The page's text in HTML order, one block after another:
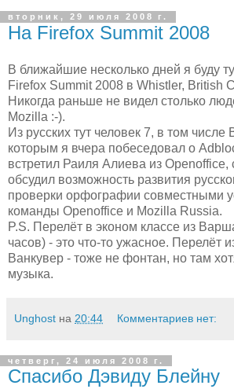
вторник, 29 июля 2008 г.
На Firefox Summit 2008
В ближайшие несколько дней я буду
Firefox Summit 2008 в Whistler, British
Никогда раньше не видел столько
Mozilla :-).
Из русских тут человек 7, в том
которым я вчера побеседовал о
встретил Раиля Алиева из Openoffice,
обсудил возможность развития
проверки орфографии совместными
команды Openoffice и Mozilla Russia.
P.S. Перелёт в эконом классе из
часов) - это что-то ужасное. Перелёт
Ванкувер - тоже не фонтан, но там
музыка.
Unghost на 20:44 Комментариев нет:
четверг, 24 июля 2008 г.
Спасибо Дэвиду Блейну